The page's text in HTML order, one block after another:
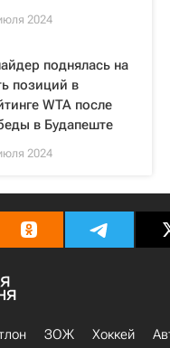
2024
поднялась на
позиций в
WTA после
в Будапеште
2024
ЗОЖ Хоккей